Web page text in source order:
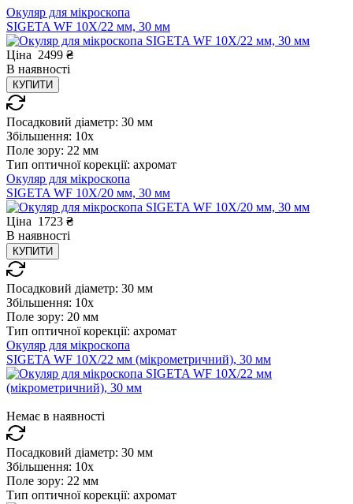
Окуляр для мікроскопа
SIGETA WF 10X/22 мм, 30 мм
Ціна 2499 ₴
В наявності
КУПИТИ
Посадковий діаметр: 30 мм
Збільшення: 10x
Поле зору: 22 мм
Тип оптичної корекції: ахромат
Окуляр для мікроскопа
SIGETA WF 10X/20 мм, 30 мм
Ціна 1723 ₴
В наявності
КУПИТИ
Посадковий діаметр: 30 мм
Збільшення: 10x
Поле зору: 20 мм
Тип оптичної корекції: ахромат
Окуляр для мікроскопа
SIGETA WF 10X/22 мм (мікрометричний), 30 мм
Немає в наявності
Посадковий діаметр: 30 мм
Збільшення: 10x
Поле зору: 22 мм
Тип оптичної корекції: ахромат